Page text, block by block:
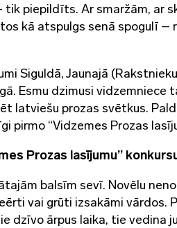
piepildīts. Ar smaržām, ar
kā atspulgs senā spogulī
Siguldā, Jaunajā
Esmu dzimusi vidzemniece
latviešu prozas svētkus.
pirmo “Vidzemes Prozas
Prozas lasījumu”
balsīm sevī. Novēlu
vai grūti izsakāmi vārdos.
dzīvo ārpus laika, tie vedina